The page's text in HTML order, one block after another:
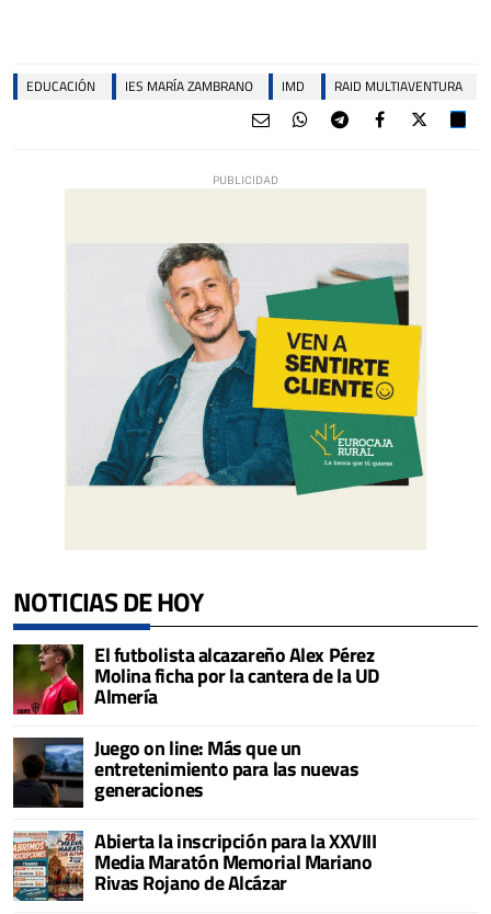
EDUCACIÓN IES MARÍA ZAMBRANO IMD RAID MULTIAVENTURA
NOTICIAS DE HOY
El futbolista alcazareño Alex Pérez
Molina ficha por la cantera de la UD
Almería
Juego on line: Más que un
entretenimiento para las nuevas
generaciones
Abierta la inscripción para la XXVIII
Media Maratón Memorial Mariano
Rivas Rojano de Alcázar